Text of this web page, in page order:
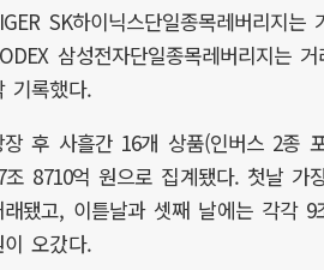
SK하이닉스단일종목레버리지는
삼성전자단일종목레버리지는
기록했다.
장 후 사흘간 16개 상품(인버스 2종
조 8710억 원으로 집계됐다. 첫날 가
래됐고, 이튿날과 셋째 날에는 각각
이 오갔다.